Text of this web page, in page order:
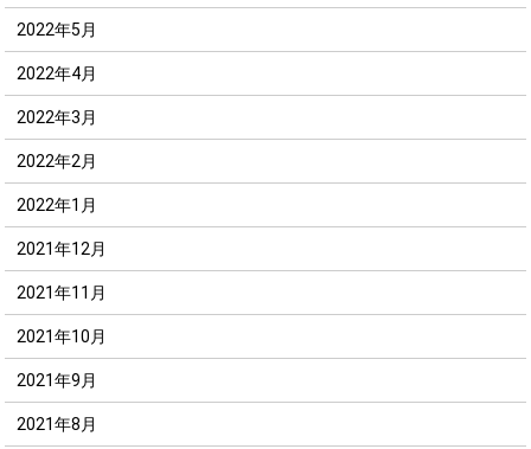
2022年5月
2022年4月
2022年3月
2022年2月
2022年1月
2021年12月
2021年11月
2021年10月
2021年9月
2021年8月